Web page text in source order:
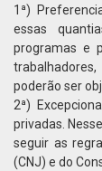
1ª)
essas
programas e
poderão ser
2ª)
privadas.
seguir as
(CNJ) e do